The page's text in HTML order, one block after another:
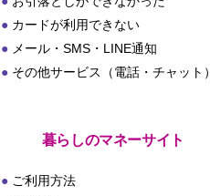
カードが利用できない
メール・SMS・LINE通知
その他サービス（電話・チャット）
暮らしのマネーサイト
ご利用方法